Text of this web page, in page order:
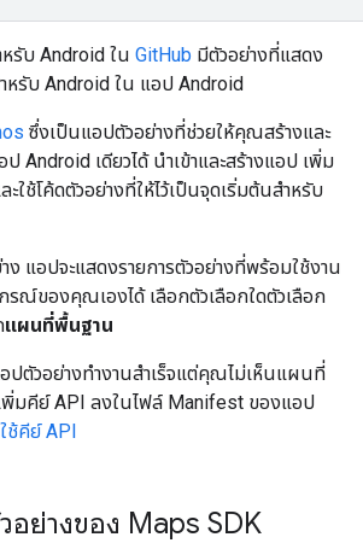
รับ Android ใน GitHub มีตัวอย่างที่แสดง
หรับ Android ใน แอป Android
ซึ่งเป็นแอปตัวอย่างที่ช่วยให้คุณสร้างและ
ป Android เดียวได้ นำเข้าและสร้างแอป เพิ่ม
ใช้โค้ดตัวอย่างที่ให้ไว้เป็นจุดเริ่มต้นสำหรับ
ง แอปจะแสดงรายการตัวอย่างที่พร้อมใช้งาน
ณ์ของคุณเองได้ เลือกตัวเลือกใดตัวเลือก
แผนที่พื้นฐาน
ปตัวอย่างทํางานสําเร็จแต่คุณไม่เห็นแผนที่
พิ่มคีย์ API ลงในไฟล์ Manifest ของแอป
ช้คีย์ API
อย่างของ Maps SDK